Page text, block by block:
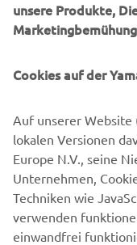
erklärt sie, dass die
gelesen und
03. November2022 /
Ermittlung der
Die beiden Gewinner
November 2022 per
Facebook, E-Mail)
Stunden Zeit haben,
und Kleidergröße
Goodiebags
unsere Produkte,
Cookies auf der
Auf unserer Website
lokalen Versionen
Europe N.V., seine
Unternehmen,
Techniken wie
verwenden
einwandfrei